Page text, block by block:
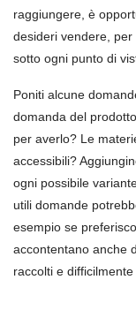
raggiungere, è
desideri vendere, per
sotto ogni punto di
Poniti alcune
domanda del
per averlo? Le
accessibili?
ogni possibile
utili domande
esempio se
accontentano anche
raccolti e difficilmente